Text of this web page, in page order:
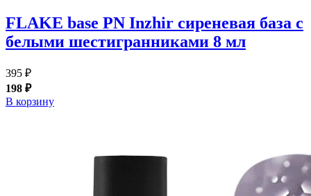
FLAKE base PN Inzhir сиреневая база с
белыми шестигранниками 8 мл
395 ₽
198 ₽
В корзину